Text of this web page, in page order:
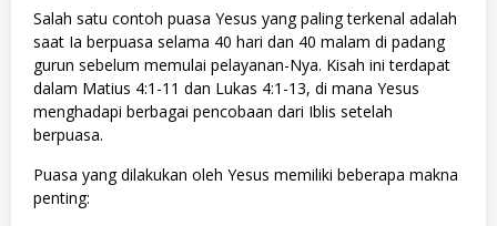
Salah satu contoh puasa Yesus yang paling terkenal adalah
saat Ia berpuasa selama 40 hari dan 40 malam di padang
gurun sebelum memulai pelayanan-Nya. Kisah ini terdapat
dalam Matius 4:1-11 dan Lukas 4:1-13, di mana Yesus
menghadapi berbagai pencobaan dari Iblis setelah
berpuasa.
Puasa yang dilakukan oleh Yesus memiliki beberapa makna
penting: